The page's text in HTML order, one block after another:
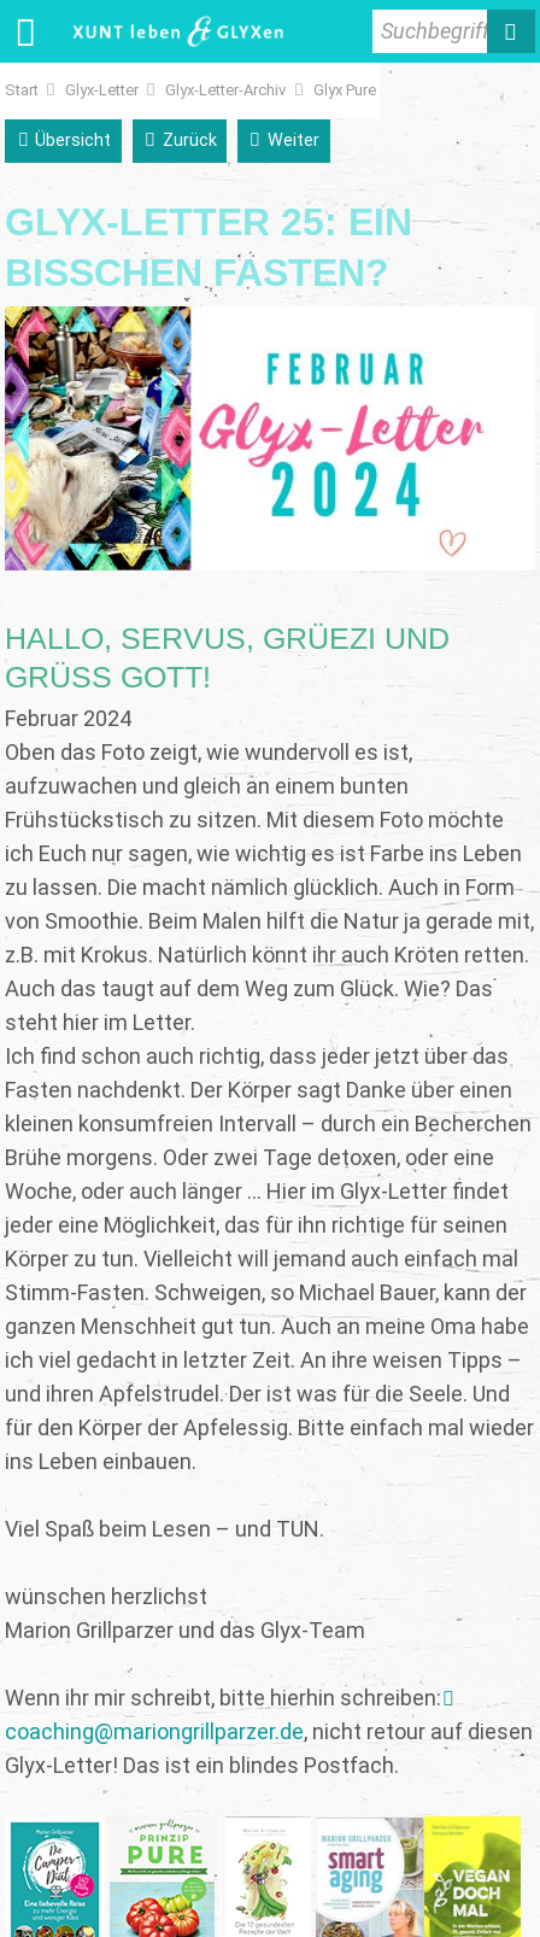
Suchbegriff
Start Glyx-Letter Glyx-Letter-Archiv Glyx Pure
Übersicht Zurück Weiter
GLYX-LETTER 25: EIN
BISSCHEN FASTEN?
HALLO, SERVUS, GRÜEZI UND
GRÜSS GOTT!
Februar 2024
Oben das Foto zeigt, wie wundervoll es ist,
aufzuwachen und gleich an einem bunten
Frühstückstisch zu sitzen. Mit diesem Foto möchte
ich Euch nur sagen, wie wichtig es ist Farbe ins Leben
zu lassen. Die macht nämlich glücklich. Auch in Form
von Smoothie. Beim Malen hilft die Natur ja gerade mit,
z.B. mit Krokus. Natürlich könnt ihr auch Kröten retten.
Auch das taugt auf dem Weg zum Glück. Wie? Das
steht hier im Letter.
Ich find schon auch richtig, dass jeder jetzt über das
Fasten nachdenkt. Der Körper sagt Danke über einen
kleinen konsumfreien Intervall – durch ein Becherchen
Brühe morgens. Oder zwei Tage detoxen, oder eine
Woche, oder auch länger ... Hier im Glyx-Letter findet
jeder eine Möglichkeit, das für ihn richtige für seinen
Körper zu tun. Vielleicht will jemand auch einfach mal
Stimm-Fasten. Schweigen, so Michael Bauer, kann der
ganzen Menschheit gut tun. Auch an meine Oma habe
ich viel gedacht in letzter Zeit. An ihre weisen Tipps –
und ihren Apfelstrudel. Der ist was für die Seele. Und
für den Körper der Apfelessig. Bitte einfach mal wieder
ins Leben einbauen.
Viel Spaß beim Lesen – und TUN.
wünschen herzlichst
Marion Grillparzer und das Glyx-Team
Wenn ihr mir schreibt, bitte hierhin schreiben:
coaching@mariongrillparzer.de, nicht retour auf diesen
Glyx-Letter! Das ist ein blindes Postfach.